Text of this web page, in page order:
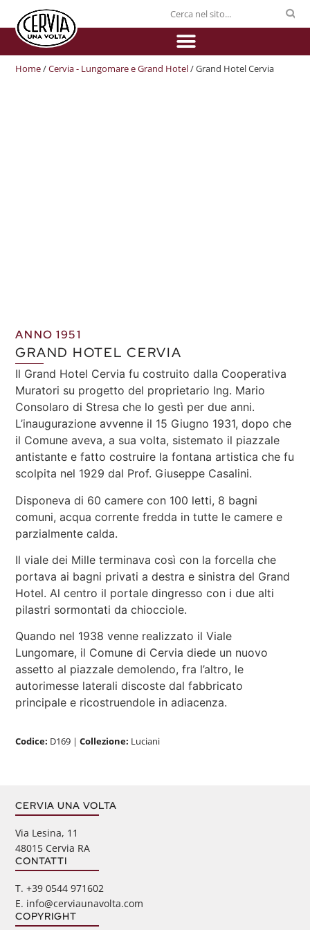
Home/Cervia - Lungomare e Grand Hotel/ Grand Hotel Cervia
ANNO 1951
GRAND HOTEL CERVIA
Il Grand Hotel Cervia fu costruito dalla Cooperativa
Muratori su progetto del proprietario Ing. Mario
Consolaro di Stresa che lo gestì per due anni.
L’inaugurazione avvenne il 15 Giugno 1931, dopo che
il Comune aveva, a sua volta, sistemato il piazzale
antistante e fatto costruire la fontana artistica che fu
scolpita nel 1929 dal Prof. Giuseppe Casalini.
Disponeva di 60 camere con 100 letti, 8 bagni
comuni, acqua corrente fredda in tutte le camere e
parzialmente calda.
Il viale dei Mille terminava così con la forcella che
portava ai bagni privati a destra e sinistra del Grand
Hotel. Al centro il portale dingresso con i due alti
pilastri sormontati da chiocciole.
Quando nel 1938 venne realizzato il Viale
Lungomare, il Comune di Cervia diede un nuovo
assetto al piazzale demolendo, fra l’altro, le
autorimesse laterali discoste dal fabbricato
principale e ricostruendole in adiacenza.
Codice: D169 |Collezione: Luciani
CERVIA UNA VOLTA
Via Lesina, 11
48015 Cervia RA
CONTATTI
‭T. +39 0544 971602
E. info@cerviaunavolta.com
COPYRIGHT